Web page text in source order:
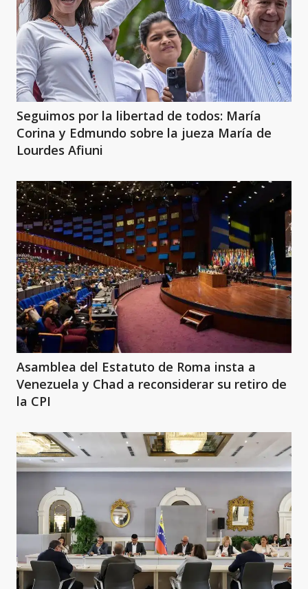
Seguimos por la libertad de todos: María
Corina y Edmundo sobre la jueza María de
Lourdes Afiuni
Asamblea del Estatuto de Roma insta a
Venezuela y Chad a reconsiderar su retiro de
la CPI